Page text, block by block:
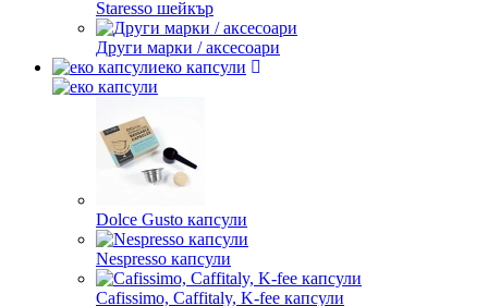
Staresso шейкър
Други марки / аксесоари
еко капсули
Dolce Gusto капсули
Nespresso капсули
Cafissimo, Caffitaly, K-fee капсули